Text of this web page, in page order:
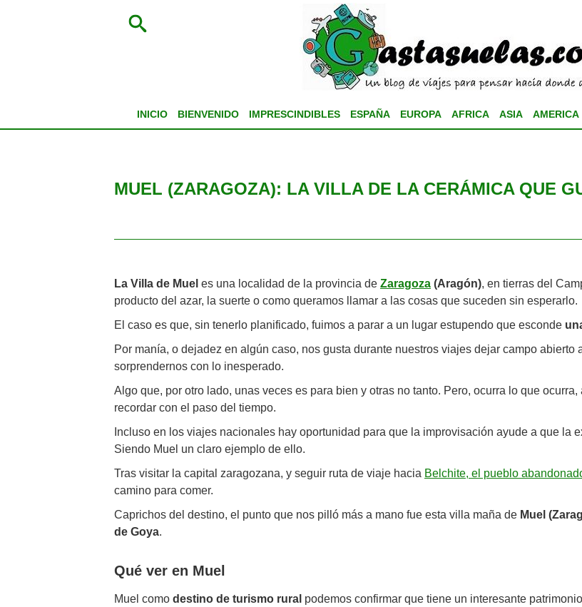
INICIO BIENVENIDO IMPRESCINDIBLES ESPAÑA EUROPA AFRICA ASIA AMERICA
MUEL (ZARAGOZA): LA VILLA DE LA CERÁMICA QUE
La Villa de Muel es una localidad de la provincia de Zaragoza (Aragón), en tierras del
producto del azar, la suerte o como queramos llamar a las cosas que suceden sin esperarlo.
El caso es que, sin tenerlo planificado, fuimos a parar a un lugar estupendo que esconde
Por manía, o dejadez en algún caso, nos gusta durante nuestros viajes dejar campo
sorprendernos con lo inesperado.
Algo que, por otro lado, unas veces es para bien y otras no tanto. Pero, ocurra lo que
recordar con el paso del tiempo.
Incluso en los viajes nacionales hay oportunidad para que la improvisación ayude a que la
Siendo Muel un claro ejemplo de ello.
Tras visitar la capital zaragozana, y seguir ruta de viaje hacia Belchite, el pueblo
camino para comer.
Caprichos del destino, el punto que nos pilló más a mano fue esta villa maña de Muel
de Goya.
Qué ver en Muel
Muel como destino de turismo rural podemos confirmar que tiene un interesante